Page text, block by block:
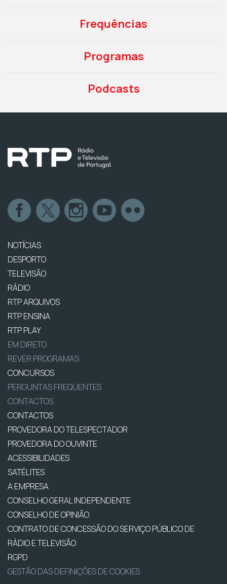
Frequências
Programas
Podcasts
NOTÍCIAS
DESPORTO
TELEVISÃO
RÁDIO
RTP ARQUIVOS
RTP ENSINA
RTP PLAY
EM DIRETO
REVER PROGRAMAS
CONCURSOS
PERGUNTAS FREQUENTES
CONTACTOS
CONTACTOS
PROVEDORA DO TELESPECTADOR
PROVEDORA DO OUVINTE
ACESSIBILIDADES
SATÉLITES
A EMPRESA
CONSELHO GERAL INDEPENDENTE
CONSELHO DE OPINIÃO
CONTRATO DE CONCESSÃO DO SERVIÇO PÚBLICO DE
RÁDIO E TELEVISÃO
RGPD
GESTÃO DAS DEFINIÇÕES DE COOKIES